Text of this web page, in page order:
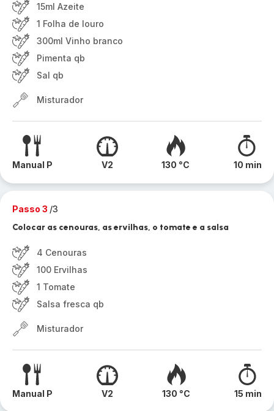
15ml Azeite
1 Folha de louro
300ml Vinho branco
Pimenta qb
Sal qb
Misturador
Manual P V2 130 °C 10 min
Passo 3 /3
Colocar as cenouras, as ervilhas, o tomate e a salsa
4 Cenouras
100 Ervilhas
1 Tomate
Salsa fresca qb
Misturador
Manual P V2 130 °C 15 min